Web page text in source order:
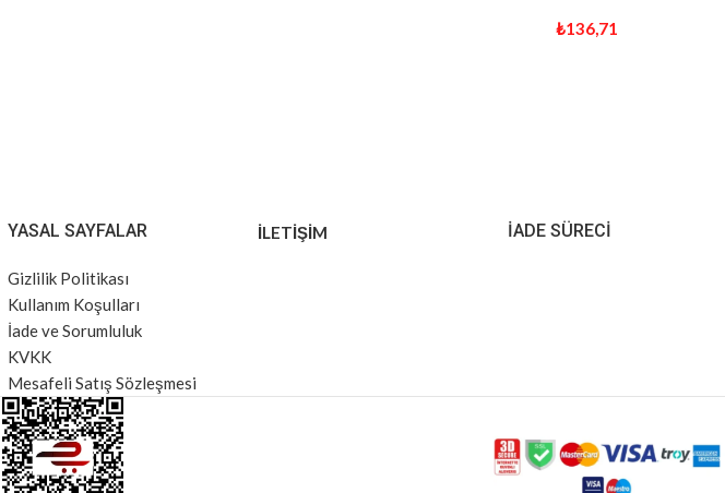
₺136,71
YASAL SAYFALAR
Gizlilik Politikası
Kullanım Koşulları
İade ve Sorumluluk
KVKK
Mesafeli Satış Sözleşmesi
İLETİŞİM İADE SÜRECİ